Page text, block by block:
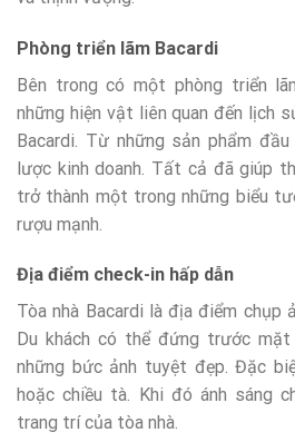
Phòng triển lãm Bacardi
Bên trong có một phòng triển
những hiện vật liên quan đến lịch
Bacardi. Từ những sản phẩm
lược kinh doanh. Tất cả đã giúp
trở thành một trong những biểu
rượu mạnh.
Địa điểm check-in hấp dẫn
Tòa nhà Bacardi là địa điểm chụp
Du khách có thể đứng trước
những bức ảnh tuyệt đẹp. Đặc
hoặc chiều tà. Khi đó ánh sáng
trang trí của tòa nhà.